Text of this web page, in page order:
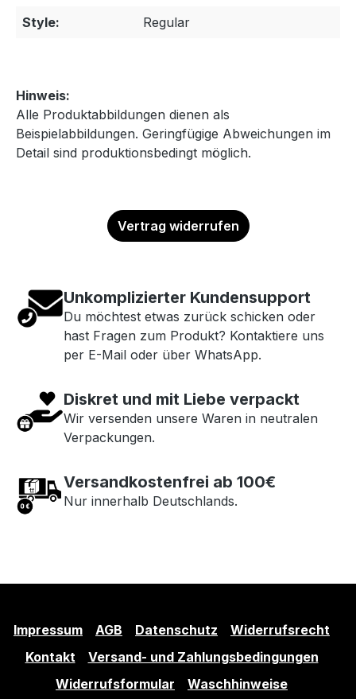
Hinweis:
Alle Produktabbildungen dienen als
Beispielabbildungen. Geringfügige Abweichungen im
Detail sind produktionsbedingt möglich.
Style:
Regular
Vertrag widerrufen
Unkomplizierter Kundensupport
Du möchtest etwas zurück schicken oder
hast Fragen zum Produkt? Kontaktiere uns
per E-Mail oder über WhatsApp.
Diskret und mit Liebe verpackt
Wir versenden unsere Waren in neutralen
Verpackungen.
Versandkostenfrei ab 100€
Nur innerhalb Deutschlands.
Impressum AGB Datenschutz
Widerrufsrecht
Kontakt
Versand- und Zahlungsbedingungen
Widerrufsformular
Waschhinweise